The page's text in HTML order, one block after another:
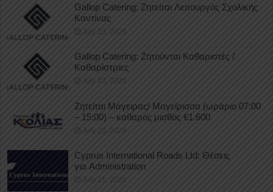
Gallop Catering: Ζητείται Λειτουργός Σχολικής
Καντίνας
July 23, 2026
Gallop Catering: Ζητούνται Καθαριστές /
Καθαρίστριες
July 23, 2026
Ζητείται Μάγειρας/ Μαγείρισσα (ωράριο 07:00
– 15:00) – καθαρός μισθός €1.600
July 23, 2026
Cyprus International Roads Ltd: Θέσεις
για Administration
July 21, 2026